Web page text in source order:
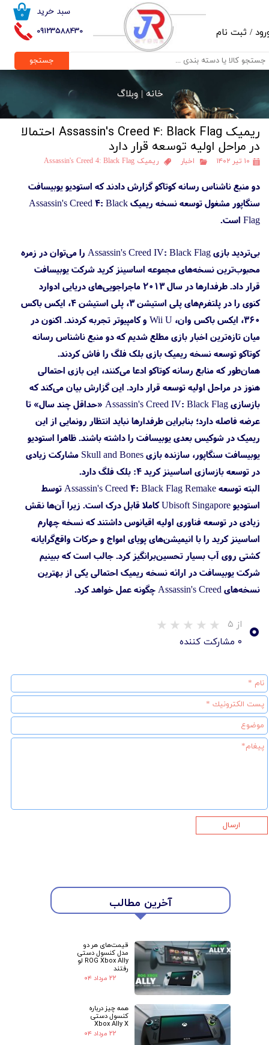
09123588430
۰ سبد خرید
/ ثبت نام
حساب کاربری من
تغییر گذر واژه
خروج از حساب کاربری
جستجو
خانه |وبلاگ
ریمیک Assassin's Creed 4: Black Flag احتمالا
در مراحل اولیه توسعه قرار دارد
۱۰ تیر ۱۴۰۲ اخبار ریمیک Assassin's Creed 4: Black Flag
دو منبع ناشناس رسانه کوتاکو گزارش دادند که استودیو یوبیسافت
سنگاپور مشغول توسعه نسخه ریمیک Assassin's Creed 4: Black
Flag است.
بی‌تردید بازی Assassin's Creed IV: Black Flag را می‌توان در زمره
محبوب‌ترین نسخه‌های مجموعه اساسینز کرید شرکت یوبیسافت
قرار داد. طرفدارها در سال ۲۰۱۳ ماجراجویی‌های دریایی ادوارد
کنوی را در پلتفرم‌های پلی استیشن 3، پلی استیشن 4، ایکس باکس
360، ایکس باکس وان، Wii U و کامپیوتر تجربه کردند. اکنون در
میان تازه‌ترین اخبار بازی مطلع شدیم که دو منبع ناشناس رسانه
کوتاکو توسعه نسخه ریمیک بازی بلک فلگ را فاش کردند.
همان‌طور که منابع رسانه کوتاکو ادعا می‌کنند، این بازی احتمالی
هنوز در مراحل اولیه توسعه قرار دارد. این گزارش بیان می‌کند که
بازسازی Assassin's Creed IV: Black Flag «حداقل چند سال» تا
عرضه فاصله دارد؛ بنابراین طرفدارها نباید انتظار رونمایی از این
ریمیک در شوکیس بعدی یوبیسافت را داشته باشند. ظاهرا استودیو
یوبیسافت سنگاپور، سازنده بازی Skull and Bones مشارکت زیادی
در توسعه بازسازی اساسینز کرید ۴: بلک فلگ دارد.
البته توسعه Assassin's Creed 4: Black Flag Remake توسط
استودیو Ubisoft Singapore کاملا قابل درک است. زیرا آن‌ها نقش
زیادی در توسعه فناوری اولیه اقیانوس داشتند که نسخه چهارم
اساسینز کرید را با انیمیشن‌های پویای امواج و حرکات واقع‌گرایانه
کشتی روی آب بسیار تحسین‌برانگیز کرد. جالب است که ببینیم
شرکت یوبیسافت در ارائه نسخه ریمیک احتمالی یکی از بهترین
نسخه‌های Assassin's Creed چگونه عمل خواهد کرد.
۰ از ۵
★
۰ مشارکت کننده
آخرین مطالب
قیمت‌های هر دو
مدل کنسول دستی
ROG Xbox Ally لو
رفتند
۲۲ مرداد ۰۴
همه چیز درباره
کنسول دستی
Xbox Ally X
۲۲ مرداد ۰۴
ارسال